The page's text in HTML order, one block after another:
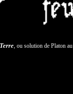
, ou solution de Platon au